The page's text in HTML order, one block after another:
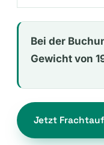
Bei der
Gewicht von
Jetzt